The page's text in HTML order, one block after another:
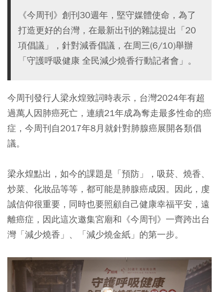
《今周刊》創刊30週年，堅守媒體使命，為了
打造更好的台灣，在最新出刊的雜誌提出「20
項倡議」，針對減香倡議，在周三(6/10)舉辦
「守護呼吸健康 全民減少燒香行動記者會」。
今周刊發行人梁永煌致詞時表示，台灣2024年有超
過萬人因肺癌死亡，連續21年成為奪走最多性命的癌
症，今周刊自2017年8月就針對肺腺癌展開各類倡
議。
梁永煌點出，如今的課題是「預防」，吸菸、燒香、
炒菜、化妝品等等，都可能是肺腺癌成因。因此，虔
誠信仰很重要，同時也要照顧自己健康幸福平安，遠
離癌症，因此這次邀集宮廟和《今周刊》一齊跨出台
灣「減少燒香」、「減少燒金紙」的第一步。